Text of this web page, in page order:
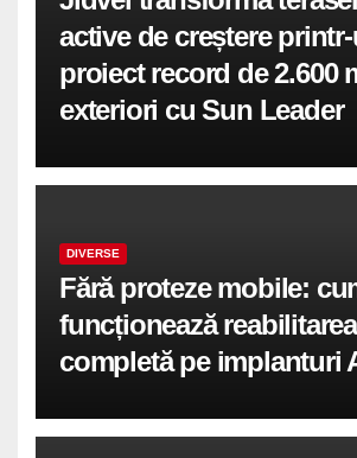
active de creștere
proiect record de 2.600
exteriori cu Sun Leader
DIVERSE
Fără proteze mobile:
funcționează reabilitarea
completă pe implanturi